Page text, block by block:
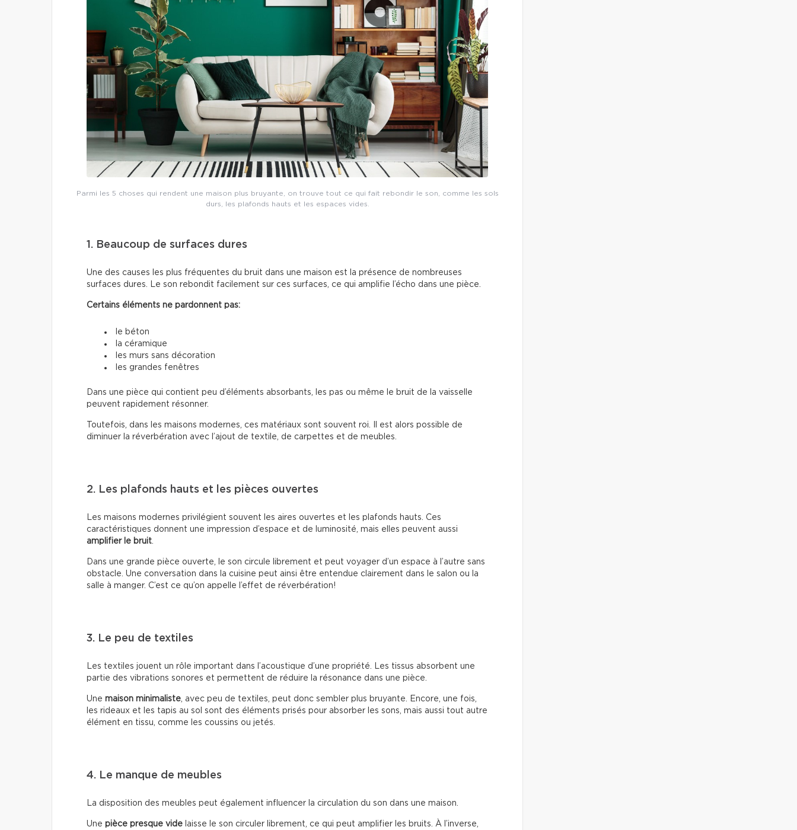
Parmi les 5 choses qui rendent une maison plus bruyante, on trouve tout ce qui fait rebondir le son, comme les sols
durs, les plafonds hauts et les espaces vides.
1. Beaucoup de surfaces dures
Une des causes les plus fréquentes du bruit dans une maison est la présence de nombreuses
surfaces dures. Le son rebondit facilement sur ces surfaces, ce qui amplifie l’écho dans une pièce.
Certains éléments ne pardonnent pas:
le béton
la céramique
les murs sans décoration
les grandes fenêtres
Dans une pièce qui contient peu d’éléments absorbants, les pas ou même le bruit de la vaisselle
peuvent rapidement résonner.
Toutefois, dans les maisons modernes, ces matériaux sont souvent roi. Il est alors possible de
diminuer la réverbération avec l’ajout de textile, de carpettes et de meubles.
2. Les plafonds hauts et les pièces ouvertes
Les maisons modernes privilégient souvent les aires ouvertes et les plafonds hauts. Ces
caractéristiques donnent une impression d’espace et de luminosité, mais elles peuvent aussi
amplifier le bruit
Dans une grande pièce ouverte, le son circule librement et peut voyager d’un espace à l’autre sans
obstacle. Une conversation dans la cuisine peut ainsi être entendue clairement dans le salon ou la
salle à manger. C’est ce qu’on appelle l’effet de réverbération!
3. Le peu de textiles
Les textiles jouent un rôle important dans l’acoustique d’une propriété. Les tissus absorbent une
partie des vibrations sonores et permettent de réduire la résonance dans une pièce.
Une maison minimaliste , avec peu de textiles, peut donc sembler plus bruyante. Encore, une fois,
les rideaux et les tapis au sol sont des éléments prisés pour absorber les sons, mais aussi tout autre
élément en tissu, comme les coussins ou jetés.
4. Le manque de meubles
La disposition des meubles peut également influencer la circulation du son dans une maison.
Une pièce presque vide laisse le son circuler librement, ce qui peut amplifier les bruits. À l’inverse,